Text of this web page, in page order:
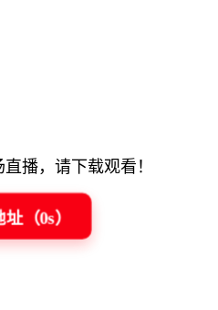
播，请下载观看！
址（0s）